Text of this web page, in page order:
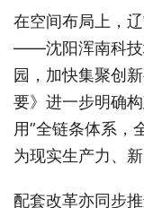
在空间布局上，
——沈阳浑南科技
园，加快集聚创
要》进一步明确
用”全链条体系，
为现实生产力、新
配套改革亦同步